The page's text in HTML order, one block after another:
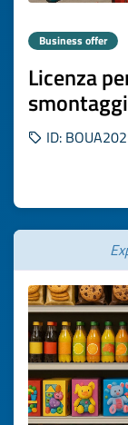
Business offer
Licenza
ID: